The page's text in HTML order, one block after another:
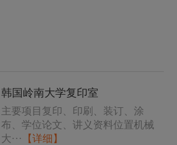
韩国岭南大学复印室
主要项目复印、印刷、装订、涂
布、学位论文、讲义资料位置机械
大···
【详细】